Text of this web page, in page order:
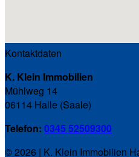
Kontaktdaten
K. Klein Immobilien
Mühlweg 14
06114 Halle (Saale)
Telefon: 0345 52509300
© 2026 | K. Klein Immobilien